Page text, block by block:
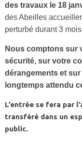
des travaux le 18
des Abeilles
perturbé durant 3
Nous comptons sur
sécurité, sur votre
dérangements et
longtemps attendu
L’entrée se fera par
transféré dans un
public.